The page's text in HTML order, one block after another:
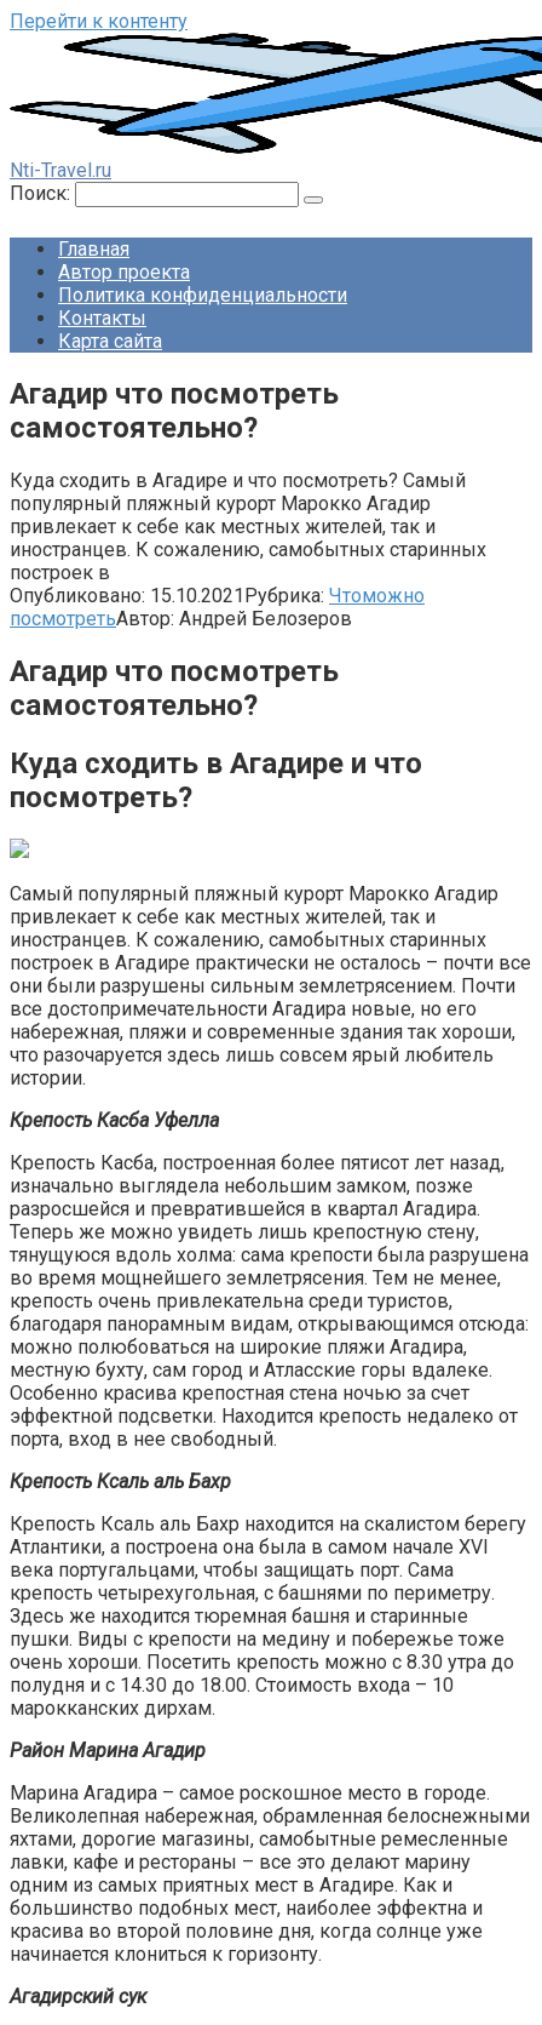
Перейти к контенту
Nti-Travel.ru
Поиск:
Главная
Автор проекта
Политика конфиденциальности
Контакты
Карта сайта
Агадир что посмотреть
самостоятельно?
Куда сходить в Агадире и что посмотреть? Самый
популярный пляжный курорт Марокко Агадир
привлекает к себе как местных жителей, так и
иностранцев. К сожалению, самобытных старинных
построек в
Опубликовано: 15.10.2021Рубрика: Чтоможно
посмотретьАвтор: Андрей Белозеров
Агадир что посмотреть
самостоятельно?
Куда сходить в Агадире и что
посмотреть?
Самый популярный пляжный курорт Марокко Агадир
привлекает к себе как местных жителей, так и
иностранцев. К сожалению, самобытных старинных
построек в Агадире практически не осталось – почти все
они были разрушены сильным землетрясением. Почти
все достопримечательности Агадира новые, но его
набережная, пляжи и современные здания так хороши,
что разочаруется здесь лишь совсем ярый любитель
истории.
Крепость Касба Уфелла
Крепость Касба, построенная более пятисот лет назад,
изначально выглядела небольшим замком, позже
разросшейся и превратившейся в квартал Агадира.
Теперь же можно увидеть лишь крепостную стену,
тянущуюся вдоль холма: сама крепости была разрушена
во время мощнейшего землетрясения. Тем не менее,
крепость очень привлекательна среди туристов,
благодаря панорамным видам, открывающимся отсюда:
можно полюбоваться на широкие пляжи Агадира,
местную бухту, сам город и Атласские горы вдалеке.
Особенно красива крепостная стена ночью за счет
эффектной подсветки. Находится крепость недалеко от
порта, вход в нее свободный.
Крепость Ксаль аль Бахр
Крепость Ксаль аль Бахр находится на скалистом берегу
Атлантики, а построена она была в самом начале XVI
века португальцами, чтобы защищать порт. Сама
крепость четырехугольная, с башнями по периметру.
Здесь же находится тюремная башня и старинные
пушки. Виды с крепости на медину и побережье тоже
очень хороши. Посетить крепость можно с 8.30 утра до
полудня и с 14.30 до 18.00. Стоимость входа – 10
марокканских дирхам.
Район Марина Агадир
Марина Агадира – самое роскошное место в городе.
Великолепная набережная, обрамленная белоснежными
яхтами, дорогие магазины, самобытные ремесленные
лавки, кафе и рестораны – все это делают марину
одним из самых приятных мест в Агадире. Как и
большинство подобных мест, наиболее эффектна и
красива во второй половине дня, когда солнце уже
начинается клониться к горизонту.
Агадирский сук